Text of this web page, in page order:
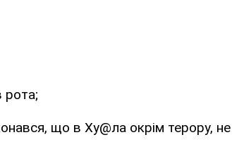
рота;
що в Ху@ла окрім терору, не